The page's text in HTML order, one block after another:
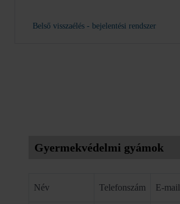
Belső visszaélés - bejelentési rendszer
Gyermekvédelmi gyámok
Név Telefonszám E-mail